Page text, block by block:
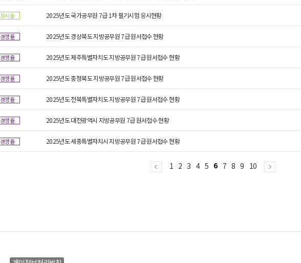
응시율 2025년도 국가공무원 7급 1차 필기시험 응시현황
경쟁률 2025년도 경상북도 지방공무원 7급 원서접수 현황
경쟁률 2025년도 제주특별자치도 지방공무원 7급 원서접수 현황
경쟁률 2025년도 충청북도 지방공무원 7급 원서접수 현황
경쟁률 2025년도 전북특별자치도 지방공무원 7급 원서접수 현황
경쟁률 2025년도 대전광역시 지방공무원 7급 원서접수 현황
경쟁률 2025년도 세종특별자치시 지방공무원 7급 원서접수 현황
1 2 3 4 5 6 7 8 9 10